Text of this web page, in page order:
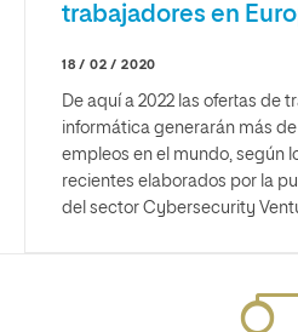
trabajadores en
18 / 02 / 2020
De aquí a 2022 las ofertas de
informática generarán más de
empleos en el mundo, según
recientes elaborados por la
del sector Cybersecurity